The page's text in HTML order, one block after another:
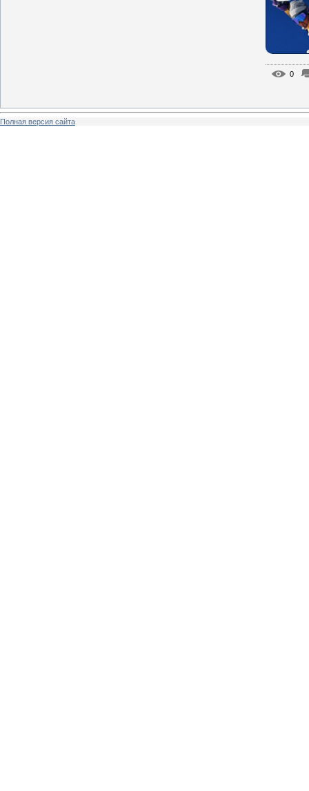
0
Полная версия сайта